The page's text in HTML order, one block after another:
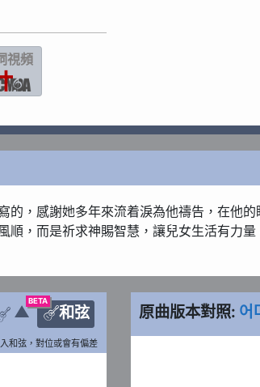
視頻
，感謝她多年來流着淚為他禱告，在他
，而是祈求神賜智慧，讓兒女生活有力
BETA
和弦
▲ 原曲版本對照: 어
和弦，對位或會有偏差